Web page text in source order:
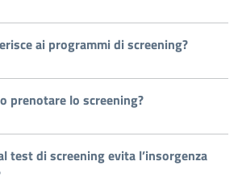
ai programmi di screening?
prenotare lo screening?
test di screening evita l’insorgenza